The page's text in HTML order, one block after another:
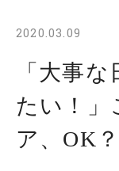
2020.03.09
「大事
たい！」
ア、OK